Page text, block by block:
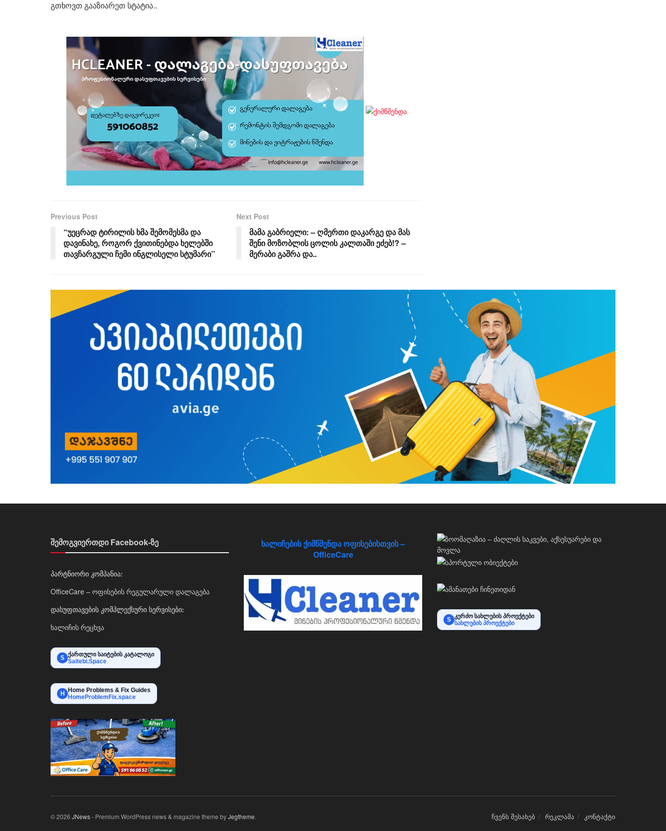
გთხოვთ გააზიარეთ სტატია..
Previous Post
“უეცრად ტირილის ხმა შემომესმა და
დავინახე, როგორ ქვითინებდა ხელებში
თავჩარგული ჩემი ინგლისელი სტუმარი”
Next Post
მამა გაბრიელი: – ღმერთი დაკარგე და მას
შენი მოზობლის ცოლის კალთაში ეძებ!? –
მერაბი გაშრა და..
შემოგვიერთდი Facebook-ზე
პარტნიორი კომპანია:
OfficeCare – ოფისების რეგულარული დალაგება
დასუფთავების კომპლექსური სერვისები:
ხალიჩის რეცხვა
S ქართული საიტების კატალოგი
Saitebi.Space
H
Home Problems & Fix Guides
HomeProblemFix.space
ხალიჩების ქიმწმენდა ოფისებისთვის –
OfficeCare
S კერძო სახლების პროექტები
სახლების პროექტები
ჩვენს შესახებ რეკლამა კონტაქტი
© 2026 JNews- Premium WordPress news & magazine theme byJegtheme.